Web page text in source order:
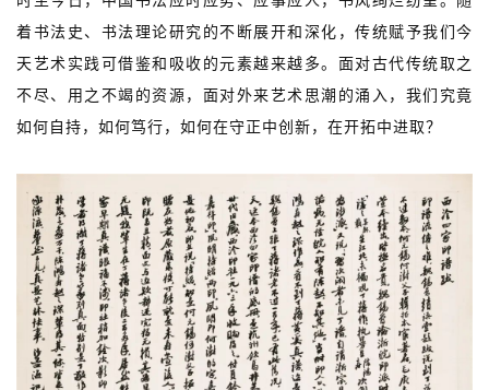
稿
学
术
研
法
书
欣
赏
砚
边
着书法史、书法理论研究的不断展开和深化，传统赋予我们今
天艺术实践可借鉴和吸收的元素越来越多。面对古代传统取之
不尽、用之不竭的资源，面对外来艺术思潮的涌入，我们究竟
如何自持，如何笃行，如何在守正中创新，在开拓中进取？